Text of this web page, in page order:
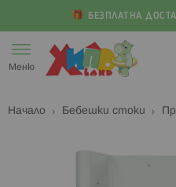
БЕЗПЛАТНА
към
съдържанието
Меню
Начало Бебешки стоки